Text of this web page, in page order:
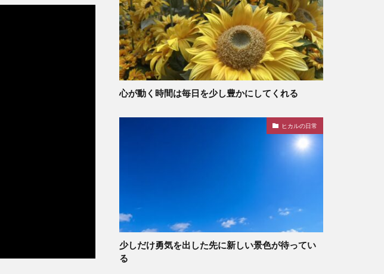
心が動く時間は毎日を少し豊かにしてくれる
ヒカルの日常
少しだけ勇気を出した先に新しい景色が待ってい
る